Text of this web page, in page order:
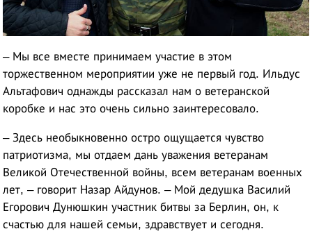
– Мы все вместе принимаем участие в этом
торжественном мероприятии уже не первый год. Ильдус
Альтафович однажды рассказал нам о ветеранской
коробке и нас это очень сильно заинтересовало.
– Здесь необыкновенно остро ощущается чувство
патриотизма, мы отдаем дань уважения ветеранам
Великой Отечественной войны, всем ветеранам военных
лет, – говорит Назар Айдунов. – Мой дедушка Василий
Егорович Дунюшкин участник битвы за Берлин, он, к
счастью для нашей семьи, здравствует и сегодня.